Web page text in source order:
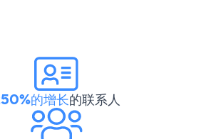
的增长的联系人